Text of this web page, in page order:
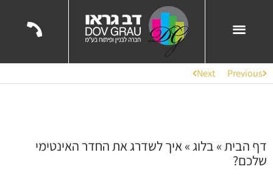
Previous
Next
דף הבית» בלוג»איך לשדרג את החדר האינטימי
שלכם?